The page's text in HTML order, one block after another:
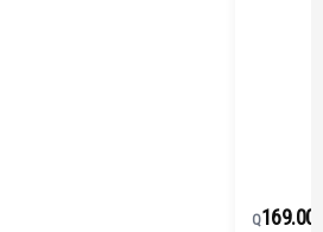
Q169.00